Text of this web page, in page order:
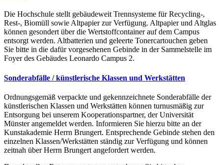
Die Hochschule stellt gebäudeweit Trennsysteme für Recycling-,
Rest-, Biomüll sowie Altpapier zur Verfügung. Altpapier und Altglas
können gesondert über die Wertstoffcontainer auf dem Campus
entsorgt werden. Altbatterien und geleerte Tonercartouchen geben
Sie bitte in die dafür vorgesehenen Gebinde in der Sammelstelle im
Foyer des Gebäudes Leonardo Campus 2.
Sonderabfälle / künstlerische Klassen und Werkstätten
Ordnungsgemäß verpackte und gekennzeichnete Sonderabfälle der
künstlerischen Klassen und Werkstätten können turnusmäßig zur
Entsorgung bei unserem Kooperationspartner, der Universität
Münster angemeldet werden. Informieren Sie hierzu bitte an der
Kunstakademie Herrn Brungert. Entsprechende Gebinde stehen den
einzelnen Klassen/Werkstätten ständig zur Verfügung und können
zeitnah über Herrn Brungert angefordert werden.